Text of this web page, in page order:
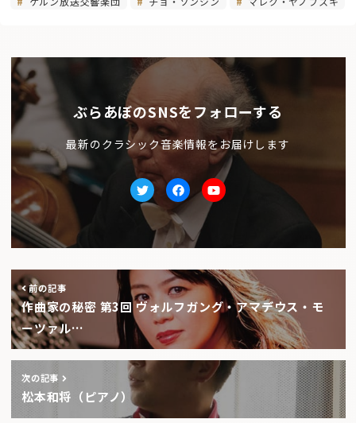
ぶらあぼのSNSをフォローする
最新のクラシック音楽情報をお届けします
TwitterfacebookYoutube
前の記事
作曲家の秘密 第3回 ヴォルフガング・アマデウス・モ
ーツァル…
次の記事
松本和将（ピアノ）